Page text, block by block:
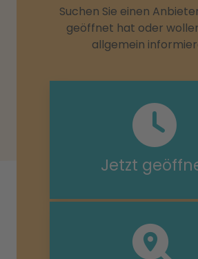
Suchen Sie einen
geöffnet hat oder
allgemein
Jetzt